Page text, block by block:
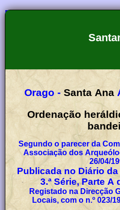
Orago - Santa Ana
Ordenação heráldica do
Segundo o parecer da Comissão de Heráldica da
Associação dos Arqueólogos Portugueses de
26/04/
Publicada no Diário da
3.ª Série, Parte A
Registado na Direcção